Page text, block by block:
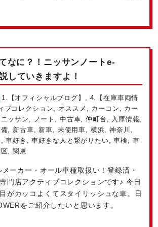
なに？！ニッサンノートe-
していきますよ！
1.【オフィシャルブログ】
4.【在庫車両情
ブコレクション オススメ カーコン
カー
ニッサン ノート 中古車 ,仲町台 入庫情報
新古車 新車 未使用車 横浜 ,神奈川
,車好き ,車好きな人と繋がりたい ,車検
車
関東
ーカー・オール車種取扱い！登録済・
門店アクティブコレクションです♪ 今日
がカッコよくてスタイリッシュな車。日
をご紹介したいと思います。